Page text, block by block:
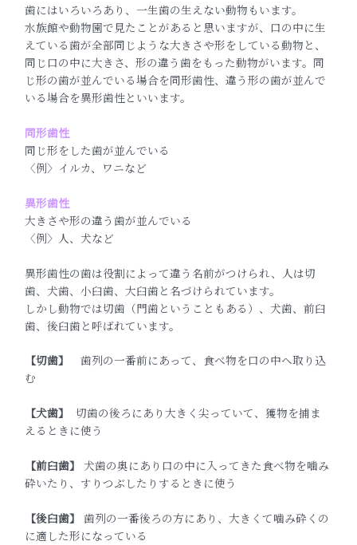
歯にはいろいろあり、一生歯の生えない動物もいます。
水族館や動物園で見たことがあると思いますが、口の中に生
えている歯が全部同じような大きさや形をしている動物と、
同じ口の中に大きさ、形の違う歯をもった動物がいます。同
じ形の歯が並んでいる場合を同形歯性、違う形の歯が並んで
いる場合を異形歯性といいます。
同形歯性
同じ形をした歯が並んでいる
〈例〉イルカ、ワニなど
異形歯性
大きさや形の違う歯が並んでいる
〈例〉人、犬など
異形歯性の歯は役割によって違う名前がつけられ、人は切
歯、犬歯、小臼歯、大臼歯と名づけられています。
しかし動物では切歯（門歯ということもある）、犬歯、前臼
歯、後臼歯と呼ばれています。
【切歯】
歯列の一番前にあって、食べ物を口の中へ取り込
む
【犬歯】
切歯の後ろにあり大きく尖っていて、獲物を捕ま
えるときに使う
【前臼歯】
犬歯の奥にあり口の中に入ってきた食べ物を噛み
砕いたり、すりつぶしたりするときに使う
【後臼歯】歯列の一番後ろの方にあり、大きくて噛み砕くの
に適した形になっている